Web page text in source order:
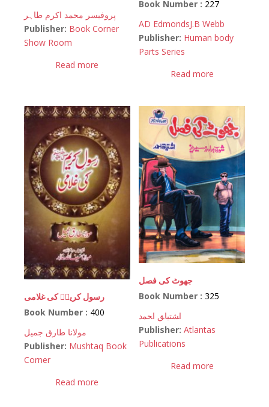
پروفیسر محمد اکرم طاہر
Publisher: Book Corner
Show Room
Read more
Book Number : 227
AD EdmondsJ.B Webb
Publisher: Human body
Parts Series
Read more
رسول کریمؐ کی غلامی
Book Number : 400
مولانا طارق جمیل
Publisher: Mushtaq Book
Corner
Read more
جھوٹ کی فصل
Book Number :325
اﺸﺘﻴﺎﻖ اﺤﻤﺩ
Publisher: Atlantas
Publications
Read more